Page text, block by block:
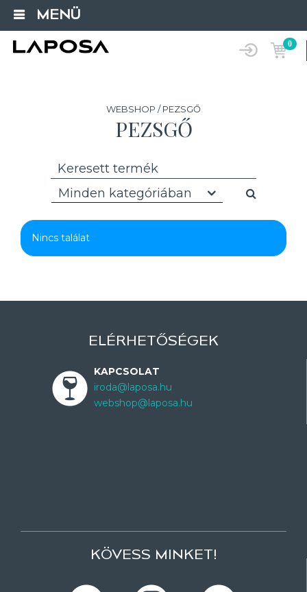
MENÜ
0
WEBSHOP / PEZSGŐ
PEZSGŐ
Minden kategóriában
Nincs találat
ELÉRHETŐSÉGEK
KAPCSOLAT
iroda@laposa.hu
webshop@laposa.hu
KÖVESS MINKET!